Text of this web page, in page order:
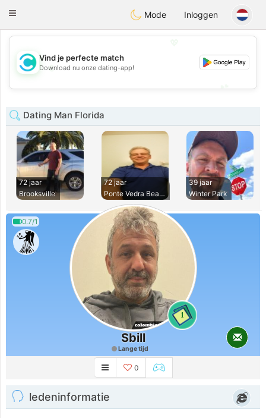
olombiaCitas
Toggle
Mode Inloggen
💖
💕
Vind je perfecte match
Download nu onze dating-app!
Dating Man Florida
72 jaar
Brooksville
72 jaar
Ponte Vedra Beach
39 jaar
Winter Park
0.7/1
1
Sbill
Lange tijd
0
ledeninformatie